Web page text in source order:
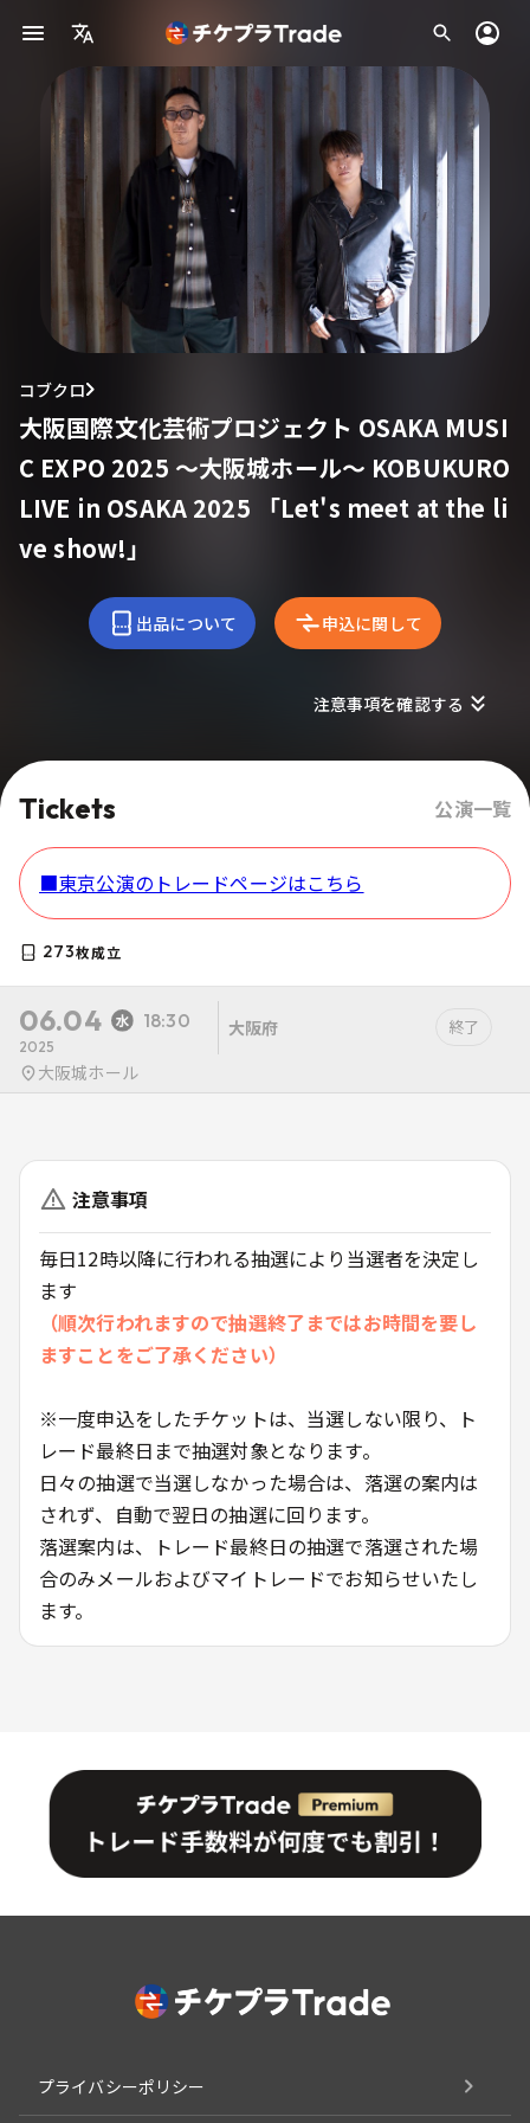
コブクロ
大阪国際文化芸術プロジェクト OSAKA MUSI
C EXPO 2025 〜大阪城ホール〜 KOBUKURO
LIVE in OSAKA 2025 「Let's meet at the li
ve show!」
出品について 申込に関して
注意事項を確認する
Tickets 公演一覧
■東京公演のトレードページはこちら
273枚成立
06.04 18:30
2025
大阪府 終了
大阪城ホール
注意事項
毎日12時以降に行われる抽選により当選者を決定し
ます
（順次行われますので抽選終了まではお時間を要し
ますことをご了承ください）
※一度申込をしたチケットは、当選しない限り、ト
レード最終日まで抽選対象となります。
日々の抽選で当選しなかった場合は、落選の案内は
されず、自動で翌日の抽選に回ります。
落選案内は、トレード最終日の抽選で落選された場
合のみメールおよびマイトレードでお知らせいたし
ます。
プライバシーポリシー